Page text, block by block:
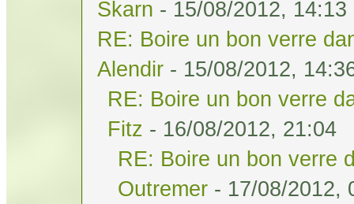
Skarn - 15/08/2012, 14:13
RE: Boire un bon verre
Alendir - 15/08/2012,
RE: Boire un bon verre
Fitz - 16/08/2012, 21:04
RE: Boire un bon verre
Outremer - 17/08/2012,